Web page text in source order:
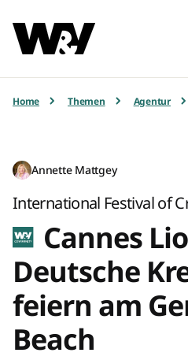
Home Themen Agentur
Annette Mattgey
International Festival of
Cannes
Deutsche
feiern am
Beach